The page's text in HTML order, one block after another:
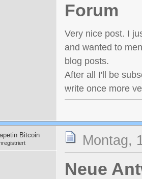
Forum
Very nice post. I
and wanted to
blog posts.
After all I'll be
write once more
Bitcoin Montag,
Neue